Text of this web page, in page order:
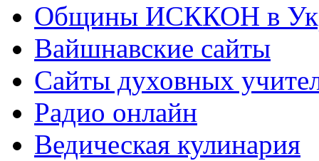
Общины ИСККОН в
Вайшнавские сайты
Сайты духовных
Радио онлайн
Ведическая кулинария